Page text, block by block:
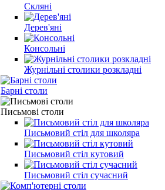
Скляні
Дерев'яні
Консольні
Журнільні столики розкладні
Барні столи
Письмові столи
Письмовий стіл для школяра
Письмовий стіл кутовий
Письмовий стіл сучасний